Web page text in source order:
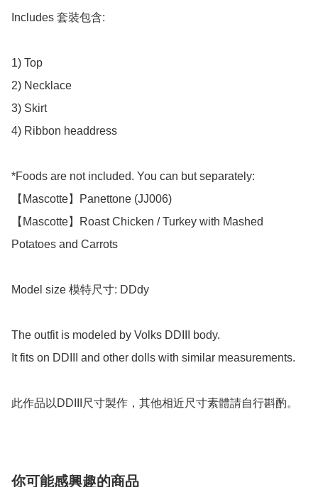
Includes 套裝包含:
1) Top
2) Necklace
3) Skirt
4) Ribbon headdress
*Foods are not included. You can but separately:
【Mascotte】Panettone (JJ006)
【Mascotte】Roast Chicken / Turkey with Mashed
Potatoes and Carrots
Model size 模特尺寸: DDdy
The outfit is modeled by Volks DDIII body.
It fits on DDIII and other dolls with similar measurements.
此作品以DDIII尺寸製作，其他相近尺寸素體請自行斟酌。
你可能感興趣的商品